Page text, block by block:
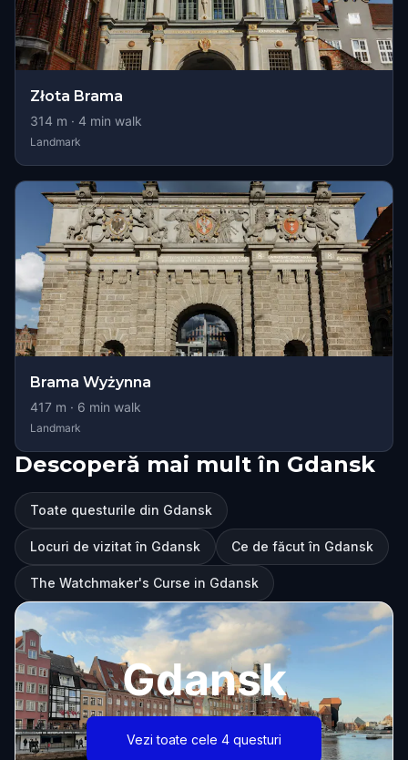
Złota Brama
314 m · 4 min walk
Landmark
Brama Wyżynna
417 m · 6 min walk
Landmark
Descoperă mai mult în Gdansk
Toate questurile din Gdansk
Locuri de vizitat în Gdansk Ce de făcut în Gdansk
The Watchmaker's Curse in Gdansk
Gdansk
Vezi toate cele 4 questuri